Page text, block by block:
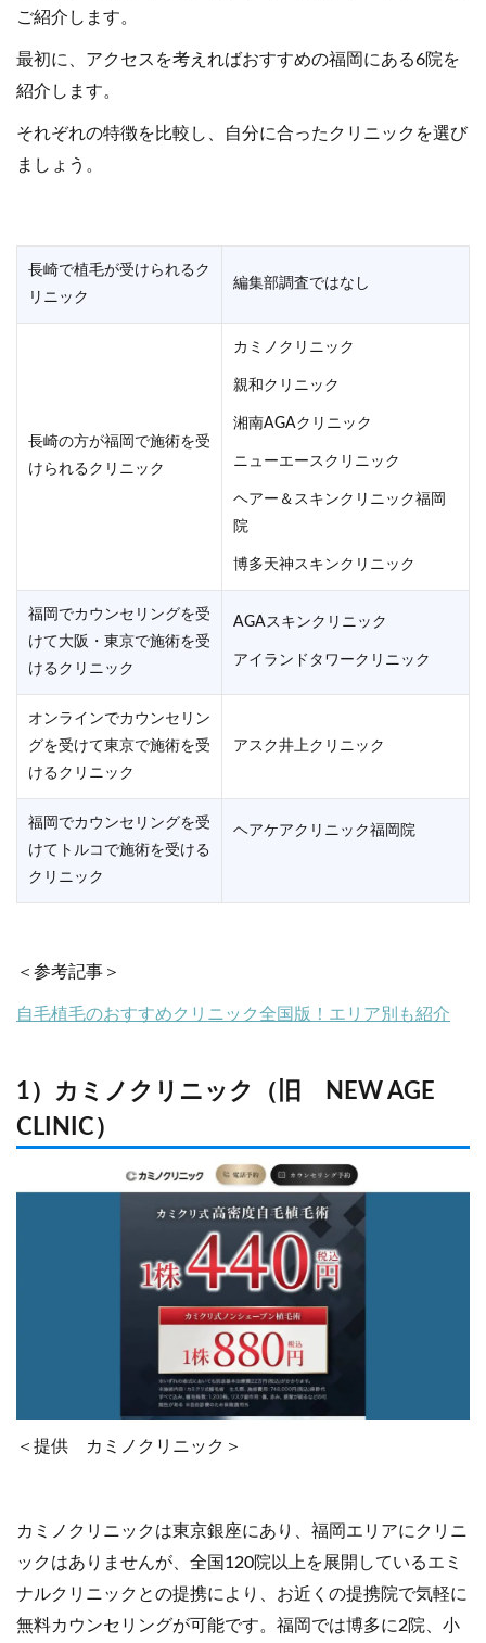
ご紹介します。
最初に、アクセスを考えればおすすめの福岡にある6院を
紹介します。
それぞれの特徴を比較し、自分に合ったクリニックを選び
ましょう。
長崎で植毛が受けられるク
リニック
編集部調査ではなし
長崎の方が福岡で施術を受
けられるクリニック
カミノクリニック
親和クリニック
湘南AGAクリニック
ニューエースクリニック
ヘアー＆スキンクリニック福岡
院
博多天神スキンクリニック
福岡でカウンセリングを受
けて大阪・東京で施術を受
けるクリニック
AGAスキンクリニック
アイランドタワークリニック
オンラインでカウンセリン
グを受けて東京で施術を受
けるクリニック
アスク井上クリニック
福岡でカウンセリングを受
けてトルコで施術を受ける
クリニック
ヘアケアクリニック福岡院
＜参考記事＞
自毛植毛のおすすめクリニック全国版！エリア別も紹介
1）カミノクリニック（旧 NEW AGE
CLINIC）
＜提供 カミノクリニック＞
カミノクリニックは東京銀座にあり、福岡エリアにクリニ
ックはありませんが、全国120院以上を展開しているエミ
ナルクリニックとの提携により、お近くの提携院で気軽に
無料カウンセリングが可能です。福岡では博多に2院、小